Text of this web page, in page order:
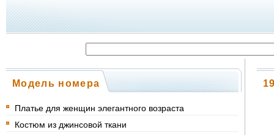
Модель номера
Платье для женщин элегантного возраста
Костюм из джинсовой ткани